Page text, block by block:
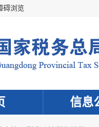
碍浏览
信息